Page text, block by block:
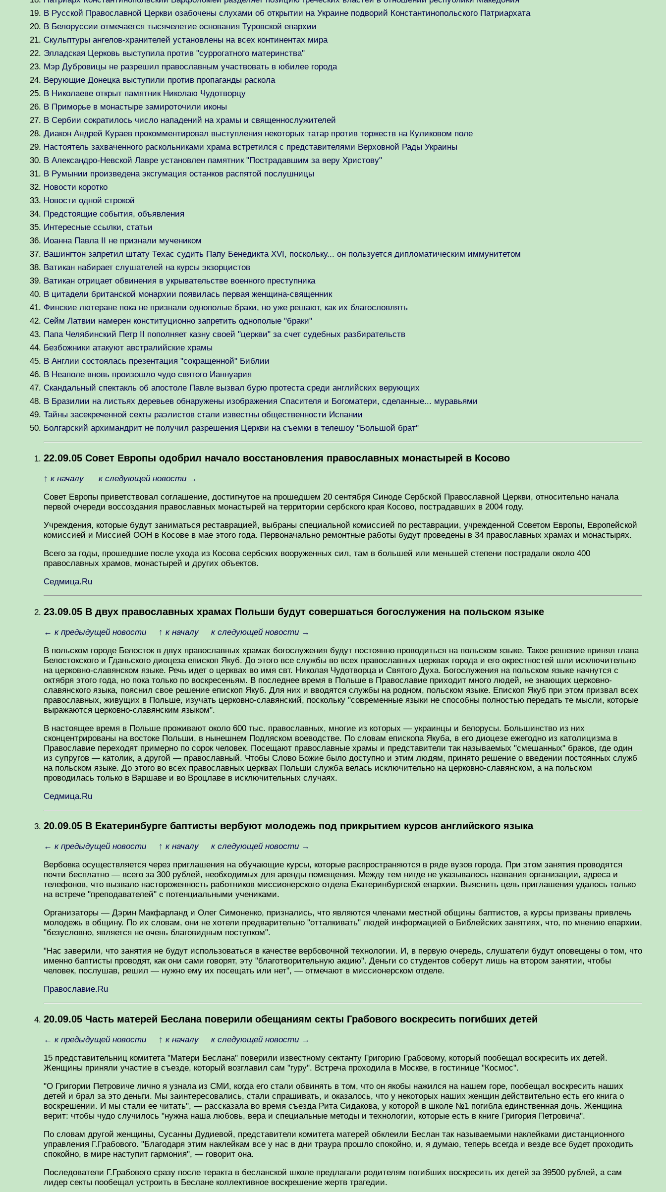
В Русской Православной Церкви озабочены слухами об открытии на Украине подворий Константинопольского Патриархата
В Белоруссии отмечается тысячелетие основания Туровской епархии
Скульптуры ангелов-хранителей установлены на всех континентах мира
Элладская Церковь выступила против "суррогатного материнства"
Мэр Дубровицы не разрешил православным участвовать в юбилее города
Верующие Донецка выступили против пропаганды раскола
В Николаеве открыт памятник Николаю Чудотворцу
В Приморье в монастыре замироточили иконы
В Сербии сократилось число нападений на храмы и священнослужителей
Диакон Андрей Кураев прокомментировал выступления некоторых татар против торжеств на Куликовом поле
Настоятель захваченного раскольниками храма встретился с представителями Верховной Рады Украины
В Александро-Невской Лавре установлен памятник "Пострадавшим за веру Христову"
В Румынии произведена эксгумация останков распятой послушницы
Новости коротко
Новости одной строкой
Предстоящие события, объявления
Интересные ссылки, статьи
Иоанна Павла II не признали мучеником
Вашингтон запретил штату Техас судить Папу Бенедикта XVI, поскольку... он пользуется дипломатическим иммунитетом
Ватикан набирает слушателей на курсы экзорцистов
Ватикан отрицает обвинения в укрывательстве военного преступника
В цитадели британской монархии появилась первая женщина-священник
Финские лютеране пока не признали однополые браки, но уже решают, как их благословлять
Сейм Латвии намерен конституционно запретить однополые "браки"
Папа Челябинский Петр II пополняет казну своей "церкви" за счет судебных разбирательств
Безбожники атакуют австралийские храмы
В Англии состоялась презентация "сокращенной" Библии
В Неаполе вновь произошло чудо святого Ианнуария
Скандальный спектакль об апостоле Павле вызвал бурю протеста среди английских верующих
В Бразилии на листьях деревьев обнаружены изображения Спасителя и Богоматери, сделанные... муравьями
Тайны засекреченной секты раэлистов стали известны общественности Испании
Болгарский архимандрит не получил разрешения Церкви на съемки в телешоу "Большой брат"
22.09.05 Совет Европы одобрил начало восстановления православных монастырей в Косово
↑ к началу к следующей новости →
Совет Европы приветствовал соглашение, достигнутое на прошедшем 20 сентября Синоде Сербской Православной Церкви, относительно начала
первой очереди воссоздания православных монастырей на территории сербского края Косово, пострадавших в 2004 году.
Учреждения, которые будут заниматься реставрацией, выбраны специальной комиссией по реставрации, учрежденной Советом Европы, Европейской
комиссией и Миссией ООН в Косове в мае этого года. Первоначально ремонтные работы будут проведены в 34 православных храмах и монастырях.
Всего за годы, прошедшие после ухода из Косова сербских вооруженных сил, там в большей или меньшей степени пострадали около 400
православных храмов, монастырей и других объектов.
Седмица.Ru
23.09.05 В двух православных храмах Польши будут совершаться богослужения на польском языке
← к предыдущей новости ↑ к началу к следующей новости →
В польском городе Белосток в двух православных храмах богослужения будут постоянно проводиться на польском языке. Такое решение принял глава
Белостокского и Гданьского диоцеза епископ Якуб. До этого все службы во всех православных церквах города и его окрестностей шли исключительно
на церковно-славянском языке. Речь идет о церквах во имя свт. Николая Чудотворца и Святого Духа. Богослужения на польском языке начнутся с
октября этого года, но пока только по воскресеньям. В последнее время в Польше в Православие приходит много людей, не знающих церковно-
славянского языка, пояснил свое решение епископ Якуб. Для них и вводятся службы на родном, польском языке. Епископ Якуб при этом призвал всех
православных, живущих в Польше, изучать церковно-славянский, поскольку "современные языки не способны полностью передать те мысли, которые
выражаются церковно-славянским языком".
В настоящее время в Польше проживают около 600 тыс. православных, многие из которых — украинцы и белорусы. Большинство из них
сконцентрированы на востоке Польши, в нынешнем Подляском воеводстве. По словам епископа Якуба, в его диоцезе ежегодно из католицизма в
Православие переходят примерно по сорок человек. Посещают православные храмы и представители так называемых "смешанных" браков, где один
из супругов — католик, а другой — православный. Чтобы Слово Божие было доступно и этим людям, принято решение о введении постоянных служб
на польском языке. До этого во всех православных церквах Польши служба велась исключительно на церковно-славянском, а на польском
проводилась только в Варшаве и во Вроцлаве в исключительных случаях.
Седмица.Ru
20.09.05 В Екатеринбурге баптисты вербуют молодежь под прикрытием курсов английского языка
← к предыдущей новости ↑ к началу к следующей новости →
Вербовка осуществляется через приглашения на обучающие курсы, которые распространяются в ряде вузов города. При этом занятия проводятся
почти бесплатно — всего за 300 рублей, необходимых для аренды помещения. Между тем нигде не указывалось названия организации, адреса и
телефонов, что вызвало настороженность работников миссионерского отдела Екатеринбургской епархии. Выяснить цель приглашения удалось только
на встрече "преподавателей" с потенциальными учениками.
Организаторы — Дэрин Макфарланд и Олег Симоненко, признались, что являются членами местной общины баптистов, а курсы призваны привлечь
молодежь в общину. По их словам, они не хотели предварительно "отталкивать" людей информацией о Библейских занятиях, что, по мнению епархии,
"безусловно, является не очень благовидным поступком".
"Нас заверили, что занятия не будут использоваться в качестве вербовочной технологии. И, в первую очередь, слушатели будут оповещены о том, что
именно баптисты проводят, как они сами говорят, эту "благотворительную акцию". Деньги со студентов соберут лишь на втором занятии, чтобы
человек, послушав, решил — нужно ему их посещать или нет", — отмечают в миссионерском отделе.
Православие.Ru
20.09.05 Часть матерей Беслана поверили обещаниям секты Грабового воскресить погибших детей
← к предыдущей новости ↑ к началу к следующей новости →
15 представительниц комитета "Матери Беслана" поверили известному сектанту Григорию Грабовому, который пообещал воскресить их детей.
Женщины приняли участие в съезде, который возглавил сам "гуру". Встреча проходила в Москве, в гостинице "Космос".
"О Григории Петровиче лично я узнала из СМИ, когда его стали обвинять в том, что он якобы нажился на нашем горе, пообещал воскресить наших
детей и брал за это деньги. Мы заинтересовались, стали спрашивать, и оказалось, что у некоторых наших женщин действительно есть его книга о
воскрешении. И мы стали ее читать", — рассказала во время съезда Рита Сидакова, у которой в школе №1 погибла единственная дочь. Женщина
верит: чтобы чудо случилось "нужна наша любовь, вера и специальные методы и технологии, которые есть в книге Григория Петровича".
По словам другой женщины, Сусанны Дудиевой, представители комитета матерей обклеили Беслан так называемыми наклейками дистанционного
управления Г.Грабового. "Благодаря этим наклейкам все у нас в дни траура прошло спокойно, и, я думаю, теперь всегда и везде все будет проходить
спокойно, в мире наступит гармония", — говорит она.
Последователи Г.Грабового сразу после теракта в бесланской школе предлагали родителям погибших воскресить их детей за 39500 рублей, а сам
лидер секты пообещал устроить в Беслане коллективное воскрешение жертв трагедии.